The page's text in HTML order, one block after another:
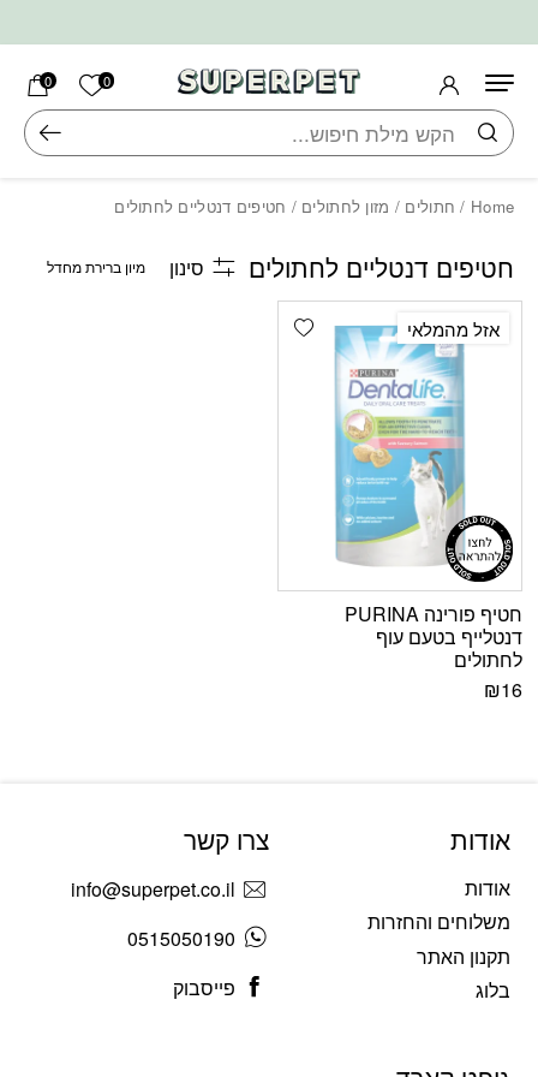
0 הרשימה
0
חיפוש
Home
/ חתולים / מזון לחתולים / חטיפים דנטליים לחתולים
חטיפים דנטליים לחתולים סינון
Add wishlist אזל מהמלאי
חטיף פורינה PURINA
דנטלייף בטעם עוף
לחתולים
₪16
אודות
אודות
משלוחים והחזרות
תקנון האתר
בלוג
צרו קשר
info@superpet.co.il
0515050190
פייסבוק